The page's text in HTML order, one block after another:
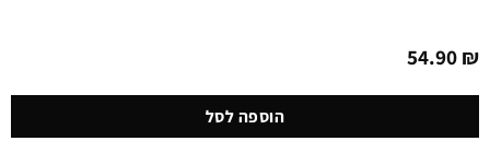
54.90₪
הוספה לסל